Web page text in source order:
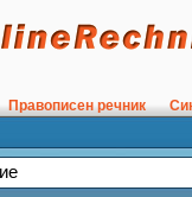
Правописен речник